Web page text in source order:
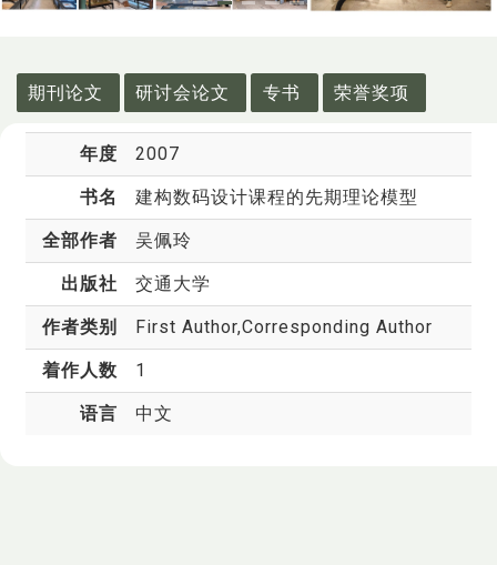
期刊论文
研讨会论文 专书 荣誉奖项
年度 2007
书名 建构数码设计课程的先期理论模型
全部作者 吴佩玲
出版社 交通大学
作者类别 First Author,Corresponding Author
着作人数 1
语言 中文